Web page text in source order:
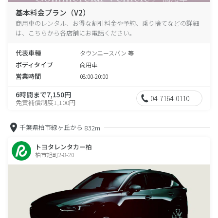
基本料金プラン（V2）
商用車のレンタル、お得な割引料金や予約、乗り捨てなどの詳細
は、こちらから各店舗にお電話ください。
代表車種 タウンエースバン 等
ボディタイプ 商用車
営業時間 08:00-20:00
6時間まで7,150円
免責補償制度1,100円 04-7164-0110
千葉県柏市緑ヶ丘から 832m
トヨタレンタカー柏
柏市旭町2-8-20